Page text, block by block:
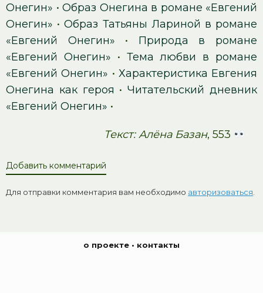
Онегин» • Образ Онегина в романе «Евгений
Онегин» •Образ Татьяны Лариной в романе
«Евгений Онегин» • Природа в романе
«Евгений Онегин» • Тема любви в романе
«Евгений Онегин» • Характеристика Евгения
Онегина как героя •Читательский дневник
«Евгений Онегин» •
Текст: Алёна Базан, 553
Добавить комментарий
Для отправки комментария вам необходимо авторизоваться
о проекте • контакты